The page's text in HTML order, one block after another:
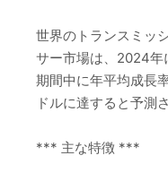
世界のトランスミッ
サー市場は、2024年
期間中に年平均成長
ドルに達すると予測
*** 主な特徴 ***